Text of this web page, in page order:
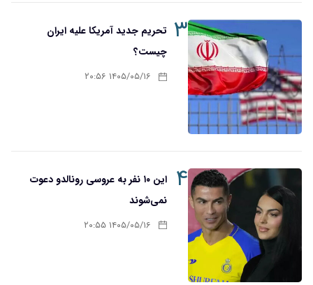
۳ تحریم‌ جدید آمریکا علیه ایران
چیست؟
۱۴۰۵/۰۵/۱۶ ۲۰:۵۶
۴
این ۱۰ نفر به عروسی رونالدو دعوت
نمی‌شوند
۱۴۰۵/۰۵/۱۶ ۲۰:۵۵